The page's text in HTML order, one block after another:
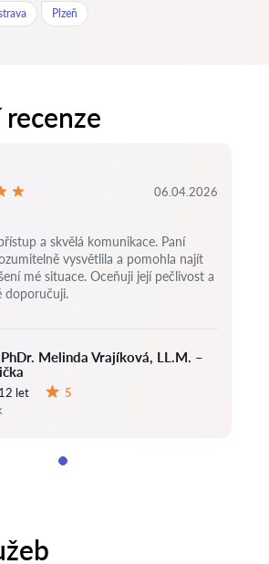
Plzeň
Melinda Vrajíková, LL.M. –
12 let
5
06.04.2026
a skvělá komunikace. Paní
vysvětlila a pomohla najít
mé situace. Oceňuji její pečlivost a
doporučuji.